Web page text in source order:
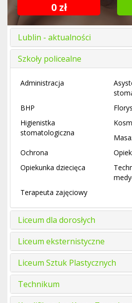
0 zł
Lublin - aktualności
Szkoły policealne
Administracja
BHP
Higienistka
stomatologiczna
Ochrona
Opiekunka dziecięca
Terapeuta zajęciowy
Liceum dla dorosłych
Liceum eksternistyczne
Liceum Sztuk Plastycznych
Technikum